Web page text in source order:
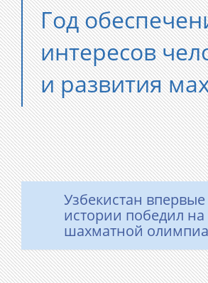
Год
интересов
и развития
Узбекистан впервые
истории победил на
шахматной